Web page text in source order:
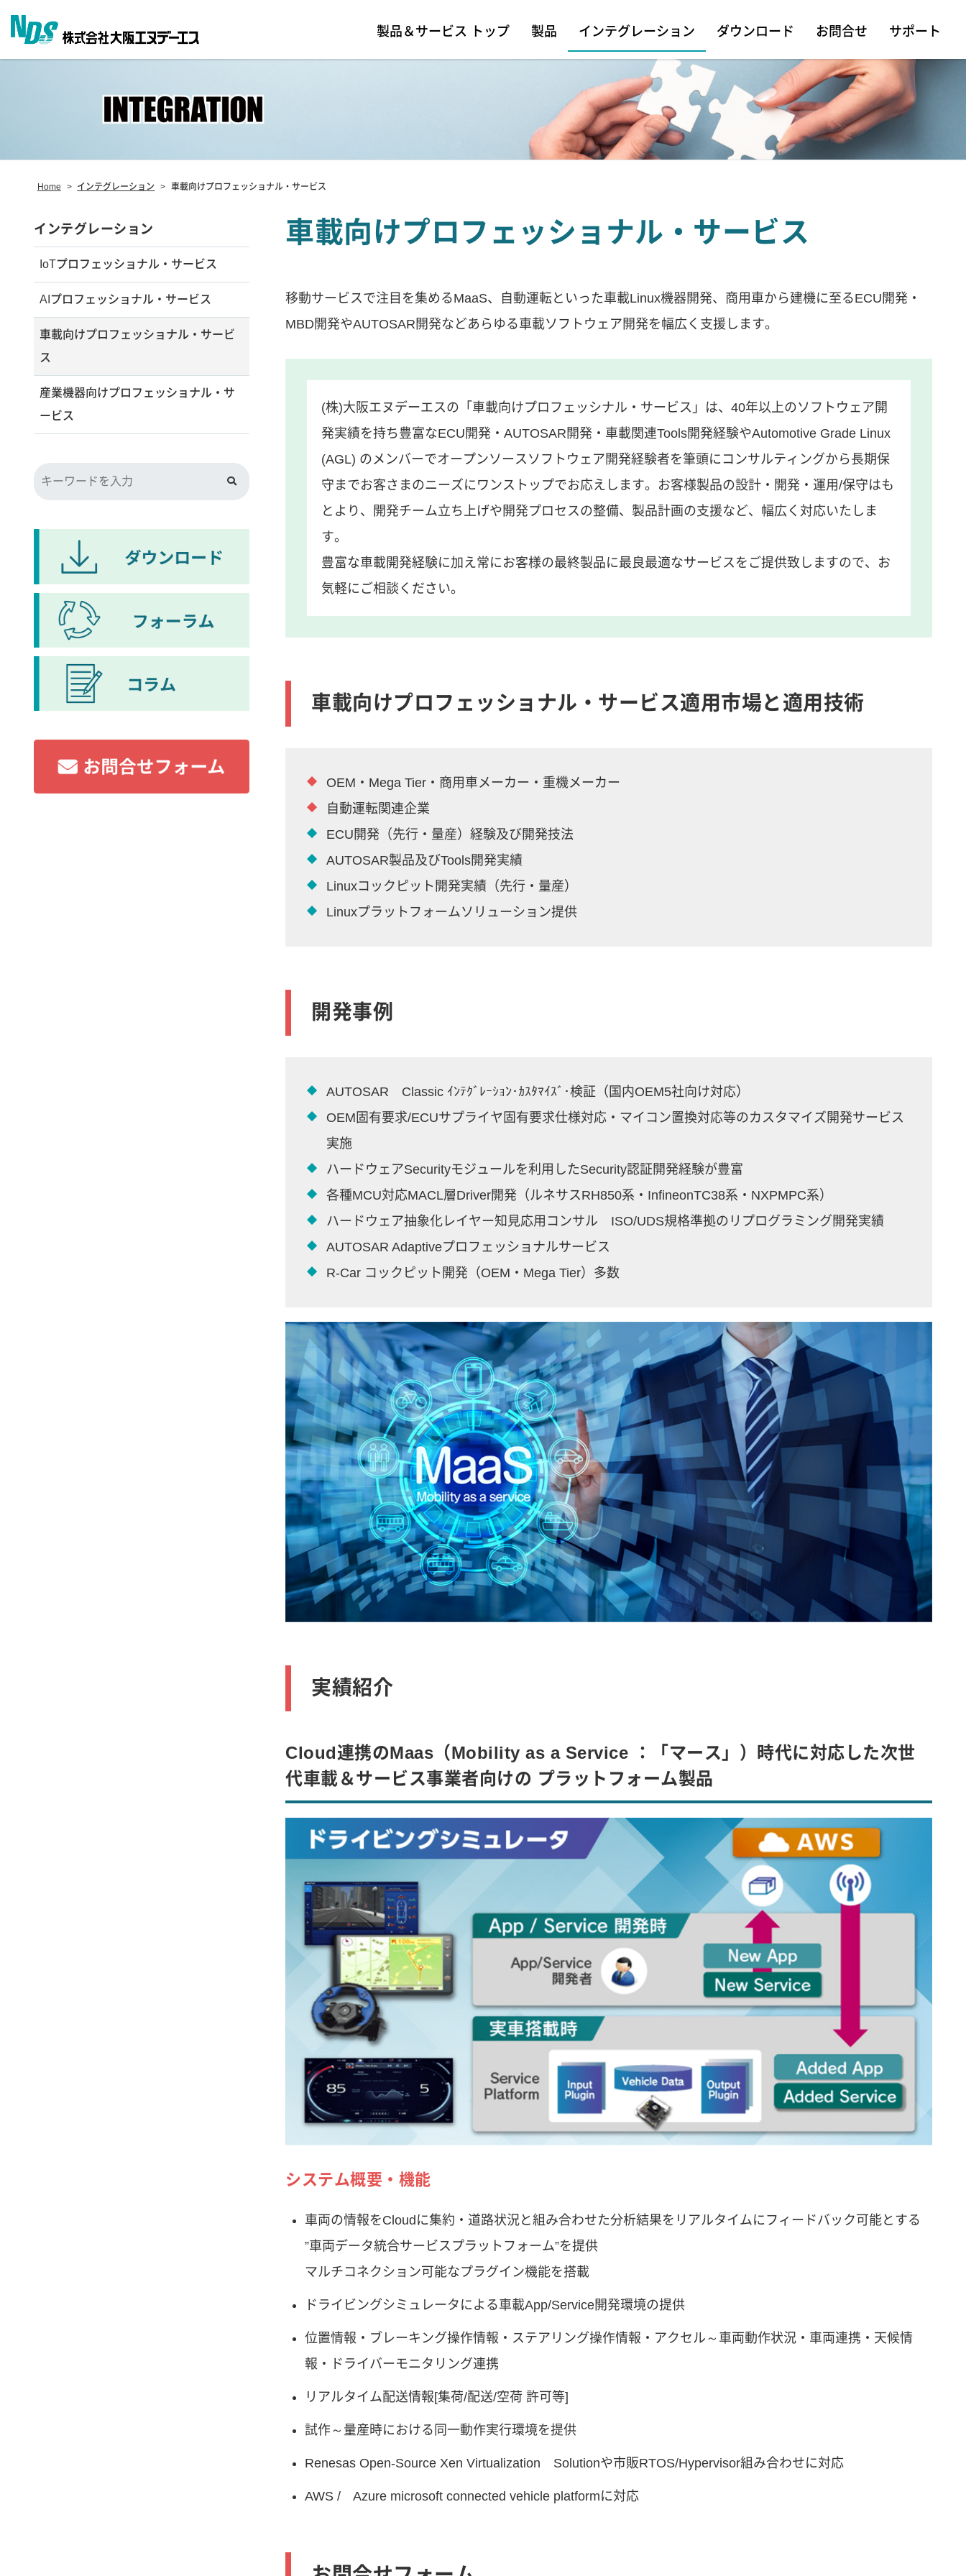
製品＆サービス トップ 製品 インテグレーション ダウンロード お問合せ サポート
Home > インテグレーション > 車載向けプロフェッショナル・サービス
車載向けプロフェッショナル・サービス
移動サービスで注目を集めるMaaS、自動運転といった車載Linux機器開発、商用車から建機に至るECU開発・
MBD開発やAUTOSAR開発などあらゆる車載ソフトウェア開発を幅広く支援します。
(株)大阪エヌデーエスの「車載向けプロフェッシナル・サービス」は、40年以上のソフトウェア開
発実績を持ち豊富なECU開発・AUTOSAR開発・車載関連Tools開発経験やAutomotive Grade Linux
(AGL) のメンバーでオープンソースソフトウェア開発経験者を筆頭にコンサルティングから長期保
守までお客さまのニーズにワンストップでお応えします。お客様製品の設計・開発・運用/保守はも
とより、開発チーム立ち上げや開発プロセスの整備、製品計画の支援など、幅広く対応いたしま
す。
豊富な車載開発経験に加え常にお客様の最終製品に最良最適なサービスをご提供致しますので、お
気軽にご相談ください。
車載向けプロフェッショナル・サービス適用市場と適用技術
OEM・Mega Tier・商用車メーカー・重機メーカー
自動運転関連企業
ECU開発（先行・量産）経験及び開発技法
AUTOSAR製品及びTools開発実績
Linuxコックピット開発実績（先行・量産）
Linuxプラットフォームソリューション提供
開発事例
AUTOSAR Classic ｲﾝﾃｸﾞﾚｰｼｮﾝ･ｶｽﾀﾏｲｽﾞ･検証（国内OEM5社向け対応）
OEM固有要求/ECUサプライヤ固有要求仕様対応・マイコン置換対応等のカスタマイズ開発サービス
実施
ハードウェアSecurityモジュールを利用したSecurity認証開発経験が豊富
各種MCU対応MACL層Driver開発（ルネサスRH850系・InfineonTC38系・NXPMPC系）
ハードウェア抽象化レイヤー知見応用コンサル ISO/UDS規格準拠のリプログラミング開発実績
AUTOSAR Adaptiveプロフェッショナルサービス
R-Car コックピット開発（OEM・Mega Tier）多数
実績紹介
Cloud連携のMaas（Mobility as a Service ：「マース」）時代に対応した次世
代車載＆サービス事業者向けの プラットフォーム製品
システム概要・機能
車両の情報をCloudに集約・道路状況と組み合わせた分析結果をリアルタイムにフィードバック可能とする
”車両データ統合サービスプラットフォーム”を提供
マルチコネクション可能なプラグイン機能を搭載
ドライビングシミュレータによる車載App/Service開発環境の提供
位置情報・ブレーキング操作情報・ステアリング操作情報・アクセル～車両動作状況・車両連携・天候情
報・ドライバーモニタリング連携
リアルタイム配送情報[集荷/配送/空荷 許可等]
試作～量産時における同一動作実行環境を提供
Renesas Open-Source Xen Virtualization Solutionや市販RTOS/Hypervisor組み合わせに対応
AWS / Azure microsoft connected vehicle platformに対応
インテグレーション
IoTプロフェッショナル・サービス
AIプロフェッショナル・サービス
車載向けプロフェッショナル・サービ
ス
産業機器向けプロフェッショナル・サ
ービス